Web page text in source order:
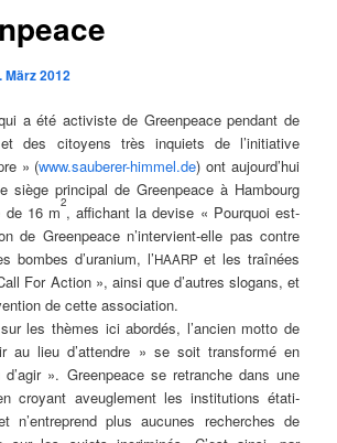
März 2012
a été acti­vis­te de Green­peace pen­dant de
des citoy­ens très inquiets de l’initiative
» (www.sauberer-himmel.de) ont aujourd’hui
siè­ge prin­ci­pal de Green­peace à Ham­bourg
de 16 m2, affich­ant la devi­se « Pour­quoi est-
de Green­peace n’intervient-elle pas cont­re
bom­bes d’uranium, l’HAARPet les traî­nées
For Action », ain­si que d’autres slo­gans, et
de cet­te association.
les thè­mes ici abor­dés, l’ancien mot­to de
au lieu d’attendre » se soit trans­for­mé en
». Green­peace se retran­che dans une
croyant aveugle­ment les insti­tu­ti­ons étati­
n’entreprend plus aucu­nes recher­ches de